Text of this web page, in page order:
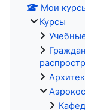
Мои
Курсы